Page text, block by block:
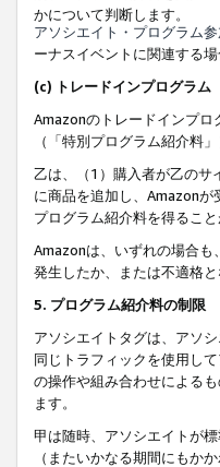
かについて判断します。
アソシエイト・プログラム
ーナスイベントに関連する
(c) トレードインプログラム
Amazonのトレードインプ
（「特別プログラム紹介料
乙は、（1）購入者が乙のサ
に商品を追加し、Amazon
プログラム紹介料を得ること
Amazonは、いずれの場合
発生したか、または不適格
5. プログラム紹介料の制限
アソシエイトタグは、アソ
同じトラフィックを使用し
の操作や組み合わせによる
ます。
甲は随時、アソシエイトが
（またいかなる期間にもか